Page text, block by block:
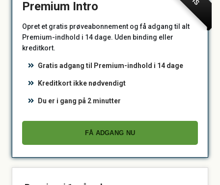
Premium Intro
Opret et gratis prøveabonnement og få adgang til alt
Premium-indhold i 14 dage. Uden binding eller
kreditkort.
Gratis adgang til Premium-indhold i 14 dage
Kreditkort ikke nødvendigt
Du er i gang på 2 minutter
FÅ ADGANG NU